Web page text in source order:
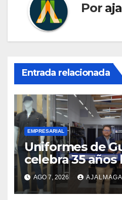
Por
Entrada relacionada
EMPRESARIAL
Uniformes de
celebra 35 años
«Hechos para
continúa su
AGO 7, 2026